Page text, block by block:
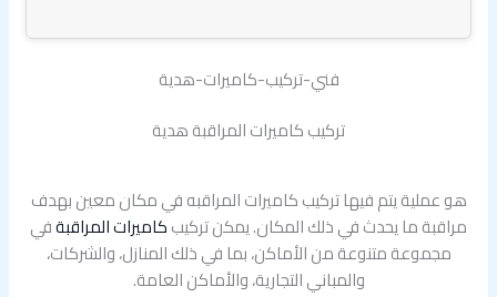
فني-تركيب-كاميرات-هدية
تركيب كاميرات المراقبة هدية
هو عملية يتم فيها تركيب كاميرات المراقبه في مكان معين بهدف
مراقبة ما يحدث في ذلك المكان. يمكن تركيبكاميرات المراقبةفي
مجموعة متنوعة من الأماكن، بما في ذلك المنازل، والشركات،
والمباني التجارية، والأماكن العامة.